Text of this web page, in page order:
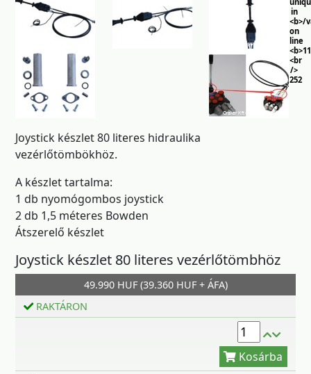
in
<b>/
on
line
<br
/>
252
Joystick készlet 80 literes hidraulika
vezérlőtömbökhöz.
A készlet tartalma:
1 db nyomógombos joystick
2 db 1,5 méteres Bowden
Átszerelő készlet
Joystick készlet 80 literes vezérlőtömbhöz
49.990 HUF (39.360 HUF + ÁFA)
RAKTÁRON
Kosárba